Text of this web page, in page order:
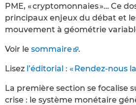
PME, « cryptomonnaies »… Ce
principaux enjeux du débat et
mouvement à géométrie
Voir le sommaire .
Lisez l’éditorial : « Rendez-nous
La première section se focalise
crise : le système monétaire